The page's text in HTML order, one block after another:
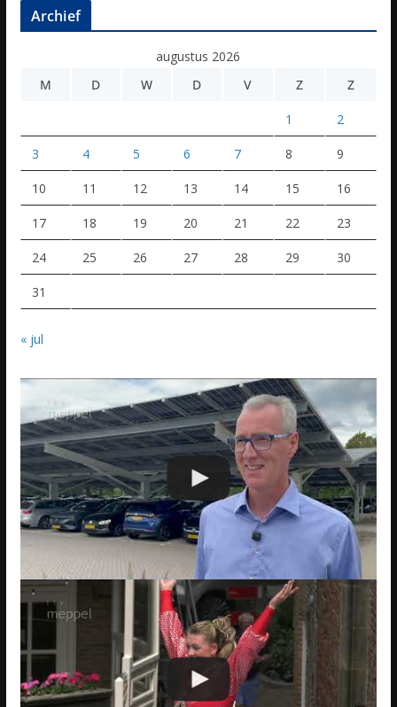
Archief
augustus 2026
M
D W D V Z Z
1 2
3 4 5 6 7 8 9
10 11 12 13 14 15 16
17 18 19 20 21 22 23
24 25 26 27 28 29 30
31
« jul